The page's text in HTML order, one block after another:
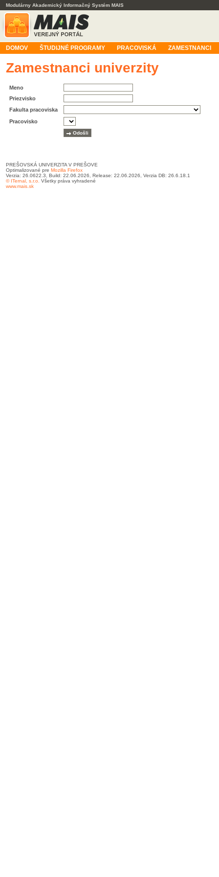
Modulárny Akademický Informačný Systém MAIS
DOMOV ŠTUDIJNÉ PROGRAMY PRACOVISKÁ ZAMESTNANCI
Zamestnanci univerzity
Meno
Priezvisko
Fakulta pracoviska
Pracovisko
PREŠOVSKÁ UNIVERZITA V PREŠOVE
Optimalizované pre Mozilla Firefox
Verzia: 26.0622.3, Build: 22.06.2026, Release: 22.06.2026, Verzia DB: 26.6.18.1
© ITernal, s.r.o. Všetky práva vyhradené
www.mais.sk